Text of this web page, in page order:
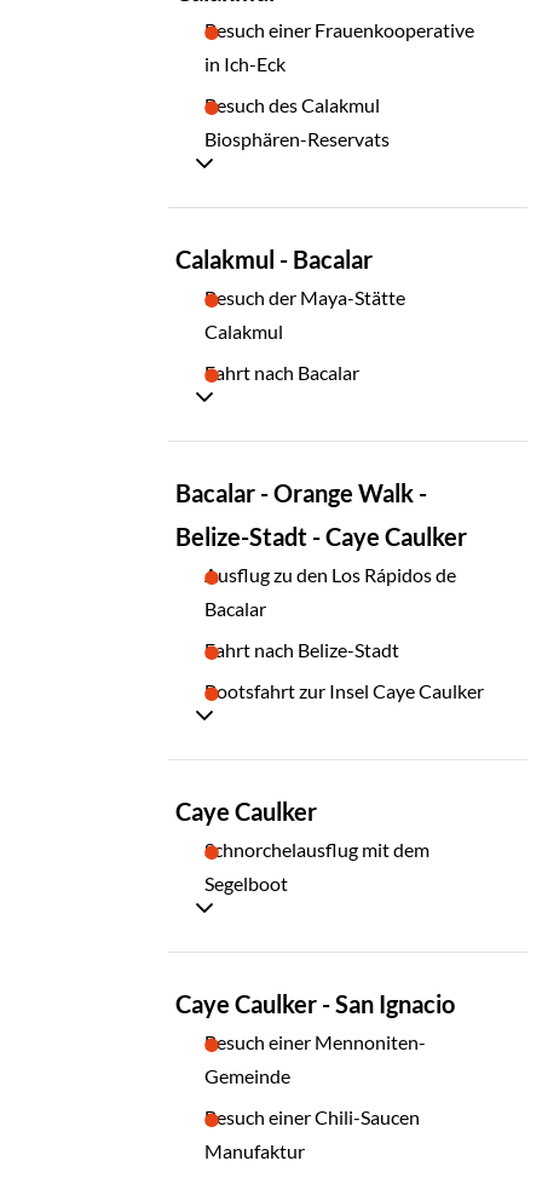
Besuch einer Frauenkooperative
in Ich-Eck
Besuch des Calakmul
Biosphären-Reservats
Calakmul - Bacalar
Besuch der Maya-Stätte
Calakmul
Fahrt nach Bacalar
Bacalar - Orange Walk -
Belize-Stadt - Caye Caulker
Ausflug zu den Los Rápidos de
Bacalar
Fahrt nach Belize-Stadt
Bootsfahrt zur Insel Caye Caulker
Caye Caulker
Schnorchelausflug mit dem
Segelboot
Caye Caulker - San Ignacio
Besuch einer Mennoniten-
Gemeinde
Besuch einer Chili-Saucen
Manufaktur